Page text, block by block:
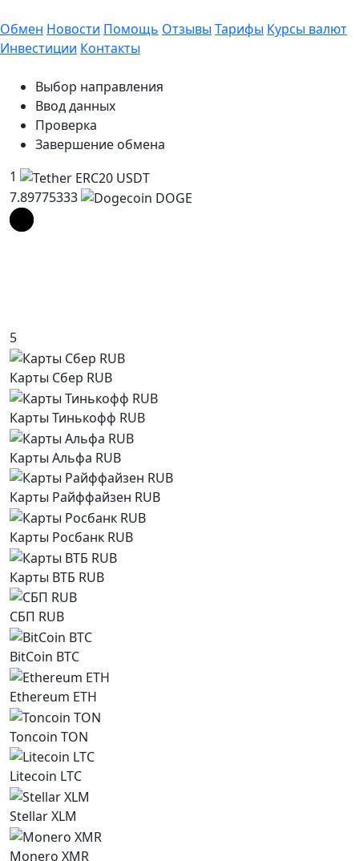
Обмен Новости Помощь Отзывы Тарифы Курсы валют
Инвестиции Контакты
Выбор направления
Ввод данных
Проверка
Завершение обмена
1
7.89775333
5
Карты Сбер RUB
Карты Тинькофф RUB
Карты Альфа RUB
Карты Райффайзен RUB
Карты Росбанк RUB
Карты ВТБ RUB
СБП RUB
BitCoin BTC
Ethereum ETH
Toncoin TON
Litecoin LTC
Stellar XLM
Monero XMR